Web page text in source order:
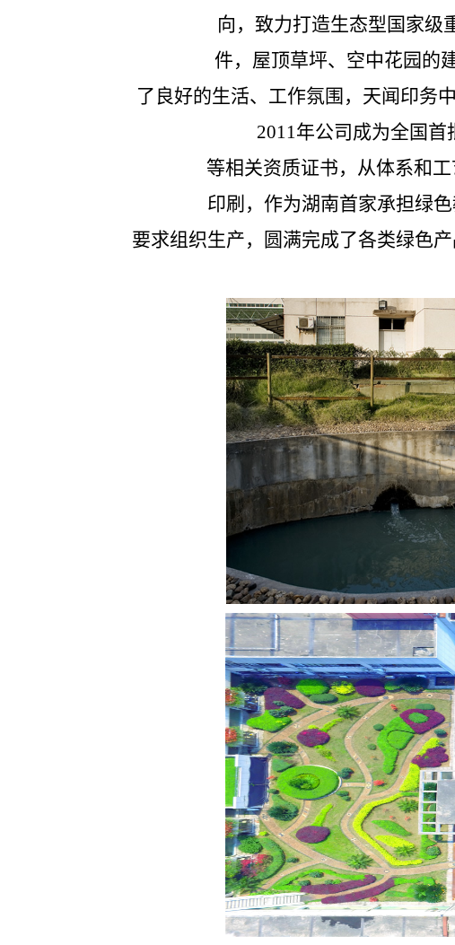
向，致力打造生态型国家级
件，屋顶草坪、空中花园的
了良好的生活、工作氛围，天闻印务中心
2011年公司成为全国首
等相关资质证书，从体系和
印刷，作为湖南首家承担绿
要求组织生产，圆满完成了各类绿色产品